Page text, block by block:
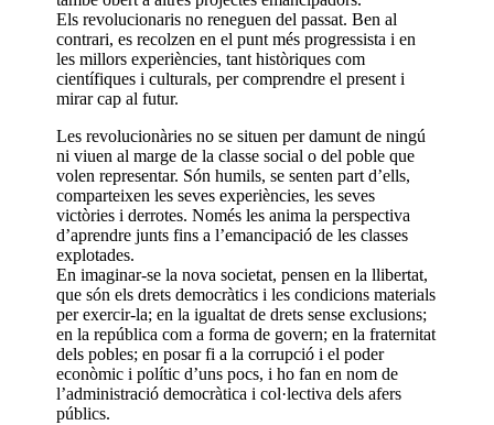
Els revolucionaris no reneguen del passat. Ben al
contrari, es recolzen en el punt més progressista i en
les millors experiències, tant històriques com
científiques i culturals, per comprendre el present i
mirar cap al futur.
Les revolucionàries no se situen per damunt de ningú
ni viuen al marge de la classe social o del poble que
volen representar. Són humils, se senten part d’ells,
comparteixen les seves experiències, les seves
victòries i derrotes. Només les anima la perspectiva
d’aprendre junts fins a l’emancipació de les classes
explotades.
En imaginar-se la nova societat, pensen en la llibertat,
que són els drets democràtics i les condicions materials
per exercir-la; en la igualtat de drets sense exclusions;
en la república com a forma de govern; en la fraternitat
dels pobles; en posar fi a la corrupció i el poder
econòmic i polític d’uns pocs, i ho fan en nom de
l’administració democràtica i col·lectiva dels afers
públics.